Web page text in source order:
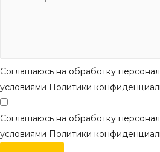
Соглашаюсь на обработку
условиями Политики
Соглашаюсь на обработку
условиями Политики